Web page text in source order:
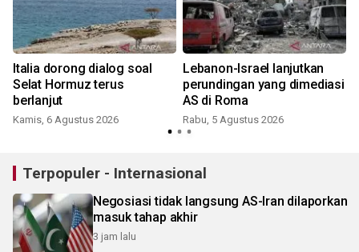
Italia dorong dialog soal
Selat Hormuz terus
berlanjut
Kamis, 6 Agustus 2026
Lebanon-Israel lanjutkan
perundingan yang dimediasi
AS di Roma
Rabu, 5 Agustus 2026
Terpopuler - Internasional
Negosiasi tidak langsung AS-Iran dilaporkan
masuk tahap akhir
3 jam lalu